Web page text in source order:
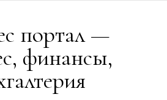
портал —
финансы,